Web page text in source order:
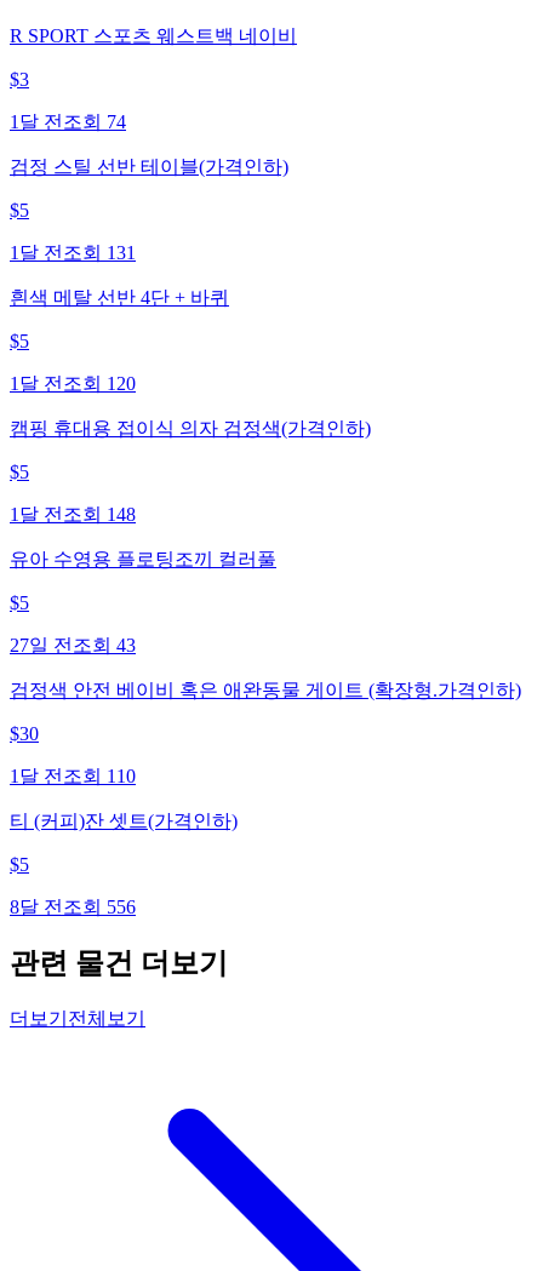
R SPORT 스포츠 웨스트백 네이비
$3
1달 전 조회 74
검정 스틸 선반 테이블(가격인하)
$5
1달 전 조회 131
흰색 메탈 선반 4단 + 바퀴
$5
1달 전 조회 120
캠핑 휴대용 접이식 의자 검정색(가격인하)
$5
1달 전 조회 148
유아 수영용 플로팅조끼 컬러풀
$5
27일 전 조회 43
검정색 안전 베이비 혹은 애완동물 게이트 (확장형.가격인하)
$30
1달 전 조회 110
티 (커피)잔 셋트(가격인하)
$5
8달 전 조회 556
관련 물건 더보기
더보기 전체보기